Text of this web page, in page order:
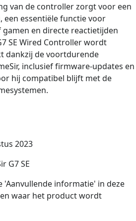
van de controller zorgt voor een
een essentiële functie voor
en directe reactietijden
SE Wired Controller wordt
dankzij de voortdurende
inclusief firmware-updates en
hij compatibel blijft met de
2023
G7 SE
'Aanvullende informatie' in deze
waar het product wordt